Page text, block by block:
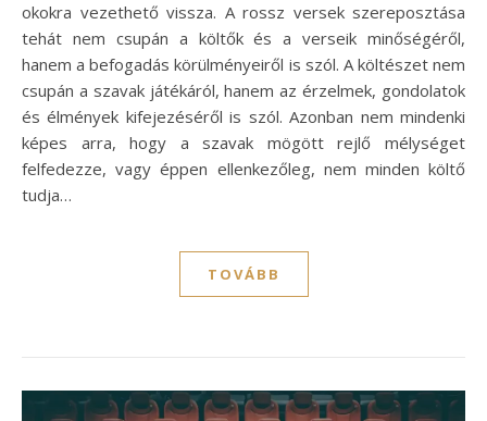
okokra vezethető vissza. A rossz versek szereposztása
tehát nem csupán a költők és a verseik minőségéről,
hanem a befogadás körülményeiről is szól. A költészet nem
csupán a szavak játékáról, hanem az érzelmek, gondolatok
és élmények kifejezéséről is szól. Azonban nem mindenki
képes arra, hogy a szavak mögött rejlő mélységet
felfedezze, vagy éppen ellenkezőleg, nem minden költő
tudja…
TOVÁBB